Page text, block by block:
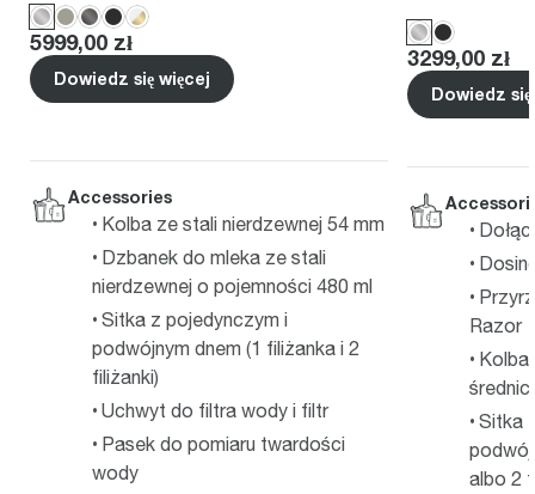
Price:
5999,00 zł
Dowiedz się więcej
Accessories
Kolba ze stali nierdzewnej 54 mm
Dzbanek do mleka ze stali
nierdzewnej o pojemności 480 ml
Sitka z pojedynczym i
podwójnym dnem (1 filiżanka i 2
filiżanki)
Uchwyt do filtra wody i filtr
Pasek do pomiaru twardości
wody
Price:
3299,00 zł
Dowiedz
Razor
Kolba
Sitka
albo 2